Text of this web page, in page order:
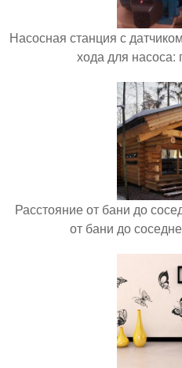
Насосная станция с
хода для
Расстояние от бани до
от бани до